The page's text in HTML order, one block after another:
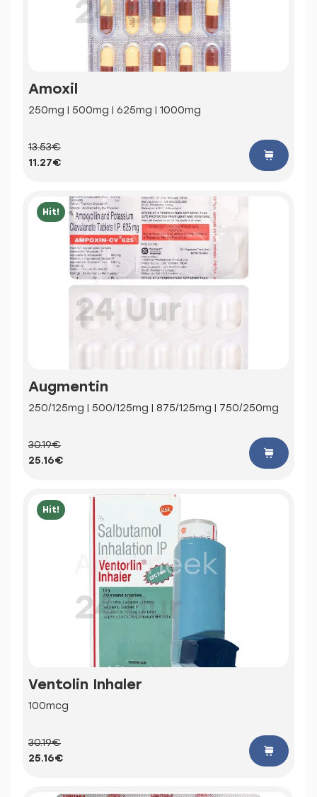
Amoxil
250mg | 500mg | 625mg | 1000mg
13.53€
11.27€
Hit!
Augmentin
250/125mg | 500/125mg | 875/125mg | 750/250mg
30.19€
25.16€
Hit!
Ventolin Inhaler
100mcg
30.19€
25.16€